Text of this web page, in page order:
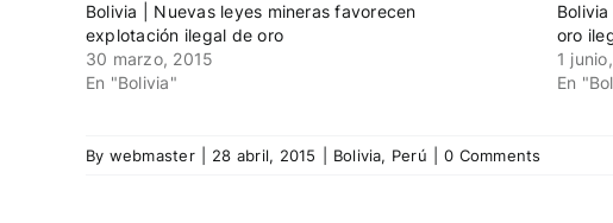
una
ventana
nueva)
una
ventana
nueva)
Bolivia | Nuevas leyes mineras favorecen
explotación ilegal de oro
30 marzo, 2015
En "Bolivia"
oro
1
En
By webmaster 28 abril, 2015 Bolivia, Perú 0 Comments